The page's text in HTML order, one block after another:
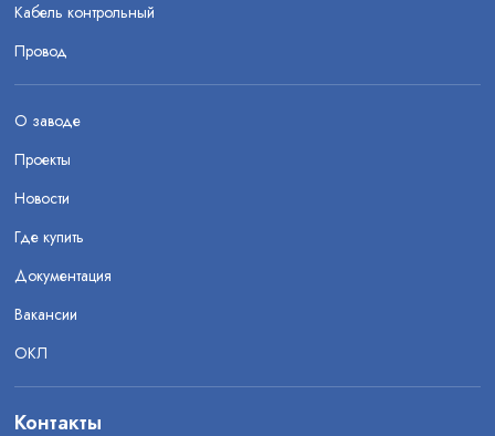
Кабель контрольный
Провод
О заводе
Проекты
Новости
Где купить
Документация
Вакансии
ОКЛ
Контакты